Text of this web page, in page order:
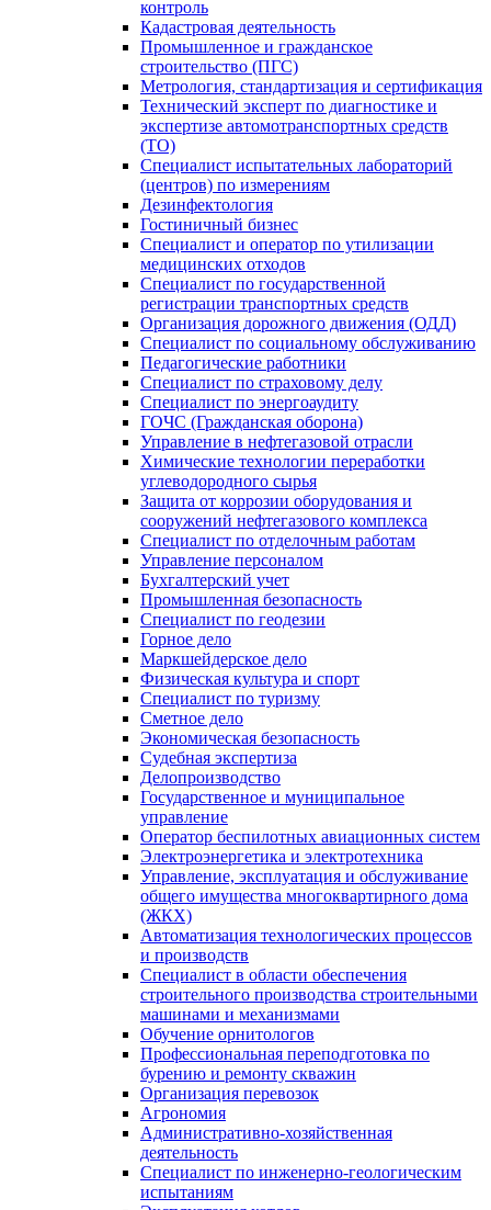
контроль
Кадастровая деятельность
Промышленное и гражданское
строительство (ПГС)
Метрология, стандартизация и сертификация
Технический эксперт по диагностике и
экспертизе автомотранспортных средств
(ТО)
Специалист испытательных лабораторий
(центров) по измерениям
Дезинфектология
Гостиничный бизнес
Специалист и оператор по утилизации
медицинских отходов
Специалист по государственной
регистрации транспортных средств
Организация дорожного движения (ОДД)
Специалист по социальному обслуживанию
Педагогические работники
Специалист по страховому делу
Специалист по энергоаудиту
ГОЧС (Гражданская оборона)
Управление в нефтегазовой отрасли
Химические технологии переработки
углеводородного сырья
Защита от коррозии оборудования и
сооружений нефтегазового комплекса
Специалист по отделочным работам
Управление персоналом
Бухгалтерский учет
Промышленная безопасность
Специалист по геодезии
Горное дело
Маркшейдерское дело
Физическая культура и спорт
Специалист по туризму
Сметное дело
Экономическая безопасность
Судебная экспертиза
Делопроизводство
Государственное и муниципальное
управление
Оператор беспилотных авиационных систем
Электроэнергетика и электротехника
Управление, эксплуатация и обслуживание
общего имущества многоквартирного дома
(ЖКХ)
Автоматизация технологических процессов
и производств
Специалист в области обеспечения
строительного производства строительными
машинами и механизмами
Обучение орнитологов
Профессиональная переподготовка по
бурению и ремонту скважин
Организация перевозок
Агрономия
Административно-хозяйственная
деятельность
Специалист по инженерно-геологическим
испытаниям